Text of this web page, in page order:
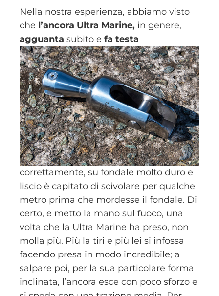
Nella nostra esperienza, abbiamo visto
che l’ancora Ultra Marine, in genere,
agguanta subito e fa testa
correttamente, su fondale molto duro e
liscio è capitato di scivolare per qualche
metro prima che mordesse il fondale. Di
certo, e metto la mano sul fuoco, una
volta che la Ultra Marine ha preso, non
molla più. Più la tiri e più lei si infossa
facendo presa in modo incredibile; a
salpare poi, per la sua particolare forma
inclinata, l’ancora esce con poco sforzo e